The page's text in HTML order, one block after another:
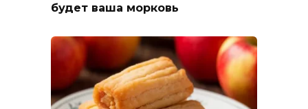
будет ваша морковь